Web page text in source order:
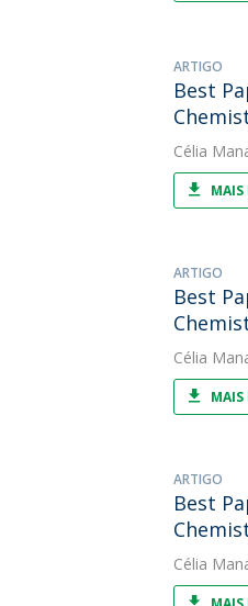
ARTIGO
Best
Célia
MAIS
ARTIGO
Best
Célia
MAIS
ARTIGO
Best
Célia